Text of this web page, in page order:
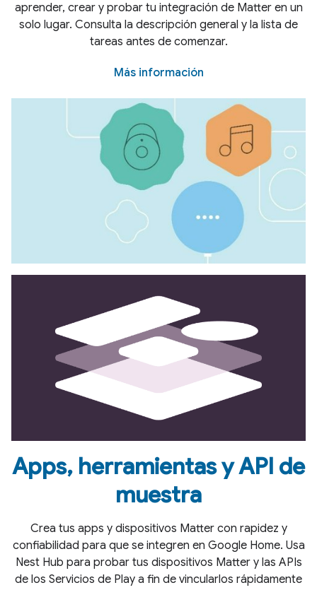
aprender, crear y probar tu integración de Matter en un
solo lugar. Consulta la descripción general y la lista de
tareas antes de comenzar.
Más información
Apps, herramientas y API de
muestra
Crea tus apps y dispositivos Matter con rapidez y
confiabilidad para que se integren en Google Home. Usa
Nest Hub para probar tus dispositivos Matter y las APIs
de los Servicios de Play a fin de vincularlos rápidamente